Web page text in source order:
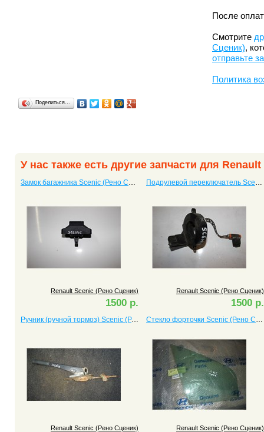
После
Смотрите
Сценик),
отправьте
Политика
Поделиться…
У нас также есть другие запчасти для
Замок багажника Scenic (Рено Сценик)
Renault Scenic (Рено Сценик)
1500 р.
Подрулевой переключатель Scenic (Рено Сценик)
Renault Scenic (Рено Сценик)
1500 р.
Ручник (ручной тормоз) Scenic (Рено Сценик)
Renault Scenic (Рено Сценик)
Стекло форточки Scenic (Рено Сценик)
Renault Scenic (Рено Сценик)